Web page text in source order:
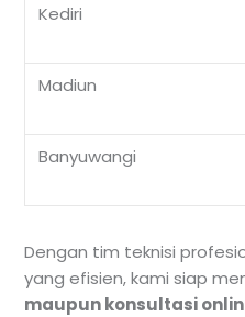
Kediri
Madiun
Banyuwangi
Dengan tim teknisi
yang efisien, kami siap
maupun konsultasi